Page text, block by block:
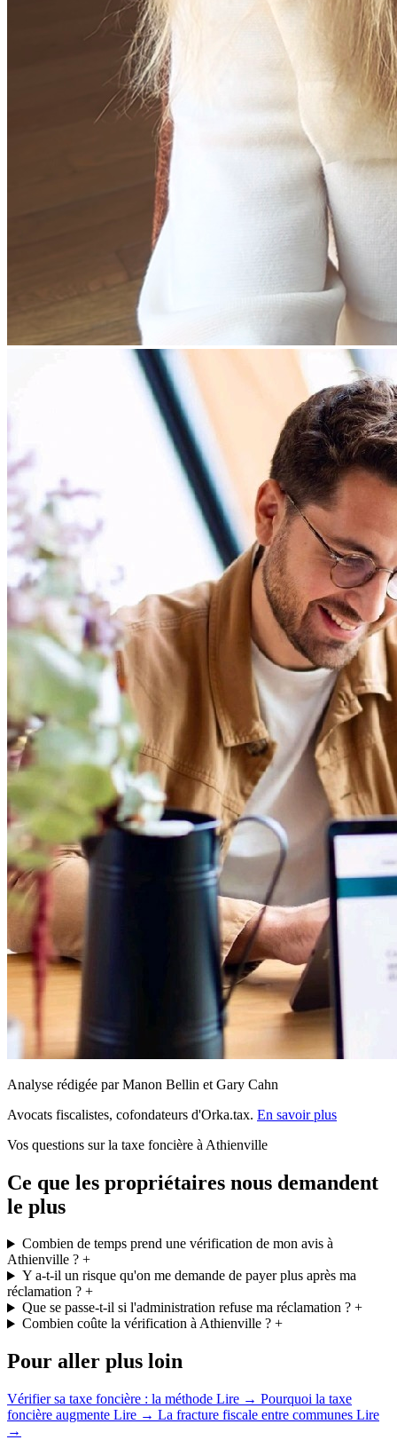
Analyse rédigée par Manon Bellin et Gary Cahn
Avocats fiscalistes, cofondateurs d'Orka.tax. En savoir plus
Vos questions sur la taxe foncière à Athienville
Ce que les propriétaires nous demandent
le plus
Combien de temps prend une vérification de mon avis à
Athienville ? +
Y a-t-il un risque qu'on me demande de payer plus après ma
réclamation ? +
Que se passe-t-il si l'administration refuse ma réclamation ?+
Combien coûte la vérification à Athienville ?+
Pour aller plus loin
Vérifier sa taxe foncière : la méthode Lire → Pourquoi la taxe
foncière augmente Lire → La fracture fiscale entre communes Lire
→